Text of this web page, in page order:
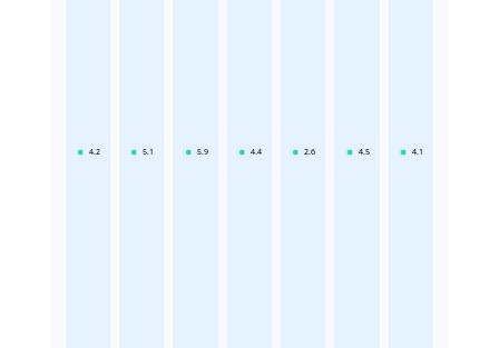
4.2 5.1 5.9 4.4 2.6 4.5 4.1